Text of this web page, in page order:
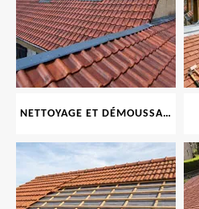
NETTOYAGE ET DÉMOUSSAGE DE TOITURE ET FAÇADE 69